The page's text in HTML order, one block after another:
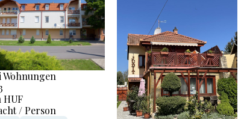
Wohnungen
HUF
/ Person